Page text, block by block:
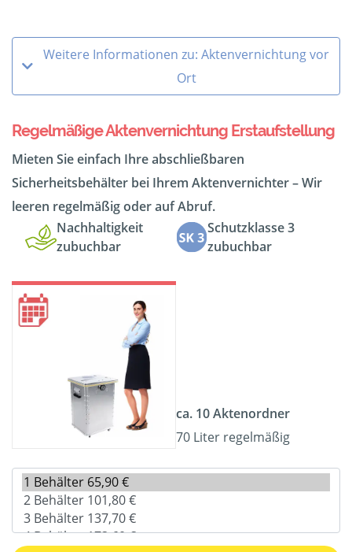
Weitere Informationen zu: Aktenvernichtung vor
Ort
Regelmäßige Aktenvernichtung Erstaufstellung
Mieten Sie einfach Ihre abschließbaren
Sicherheitsbehälter bei Ihrem Aktenvernichter – Wir
leeren regelmäßig oder auf Abruf.
Nachhaltigkeit
zubuchbar
Schutzklasse 3
zubuchbar
ca. 10 Aktenordner
70 Liter regelmäßig